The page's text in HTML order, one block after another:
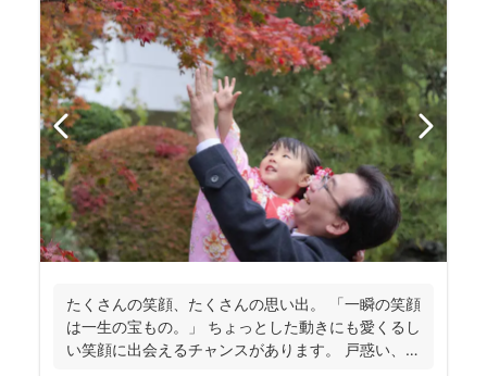
たくさんの笑顔、たくさんの思い出。 「一瞬の笑顔
は一生の宝もの。」 ちょっとした動きにも愛くるし
い笑顔に出会えるチャンスがあります。 戸惑い、笑